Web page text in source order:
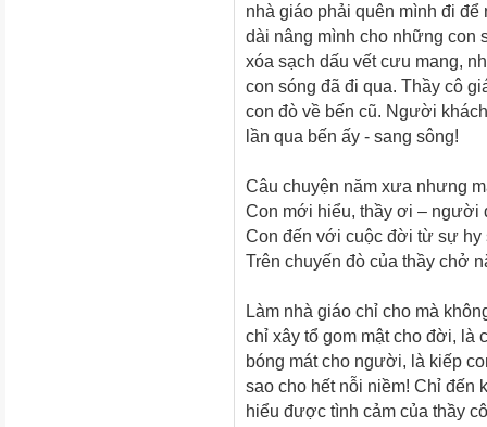
nhà giáo phải quên mình đi
dài nâng mình cho những con
xóa sạch dấu vết cưu mang,
con sóng đã đi qua. Thầy cô
con đò về bến cũ. Người
lần qua bến ấy - sang sông!
Câu chuyện năm xưa nhưng
Con mới hiểu, thầy ơi – người
Con đến với cuộc đời từ sự hy
Trên chuyến đò của thầy chở
Làm nhà giáo chỉ cho mà
chỉ xây tổ gom mật cho đời, là
bóng mát cho người, là kiếp
sao cho hết nỗi niềm! Chỉ đến
hiểu được tình cảm của thầy